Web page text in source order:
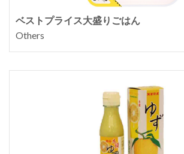
ベストプライス大盛りごはん
Others